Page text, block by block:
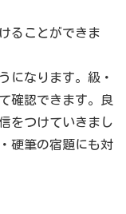
ることができま
になります。級・
確認できます。良
をつけていきまし
硬筆の宿題にも対